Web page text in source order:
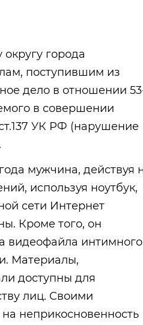
города
поступившим из
дело в отношении
в совершении
УК РФ (нарушение
мужчина, действуя
используя ноутбук,
сети Интернет
Кроме того, он
видеофайла интимного
Материалы,
доступны для
лиц. Своими
неприкосновенность